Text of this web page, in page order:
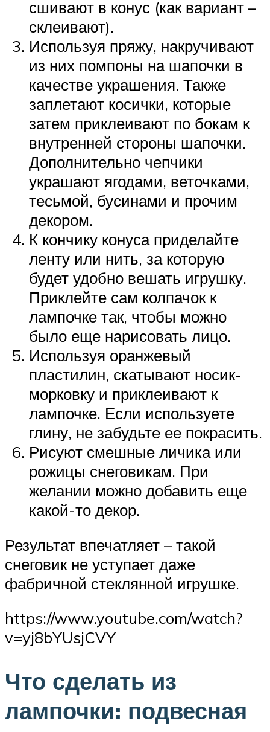
сшивают в конус (как вариант –
склеивают).
Используя пряжу, накручивают
из них помпоны на шапочки в
качестве украшения. Также
заплетают косички, которые
затем приклеивают по бокам к
внутренней стороны шапочки.
Дополнительно чепчики
украшают ягодами, веточками,
тесьмой, бусинами и прочим
декором.
К кончику конуса приделайте
ленту или нить, за которую
будет удобно вешать игрушку.
Приклейте сам колпачок к
лампочке так, чтобы можно
было еще нарисовать лицо.
Используя оранжевый
пластилин, скатывают носик-
морковку и приклеивают к
лампочке. Если используете
глину, не забудьте ее покрасить.
Рисуют смешные личика или
рожицы снеговикам. При
желании можно добавить еще
какой-то декор.
Результат впечатляет – такой
снеговик не уступает даже
фабричной стеклянной игрушке.
https://www.youtube.com/watch?
v=yj8bYUsjCVY
Что сделать из
лампочки: подвесная